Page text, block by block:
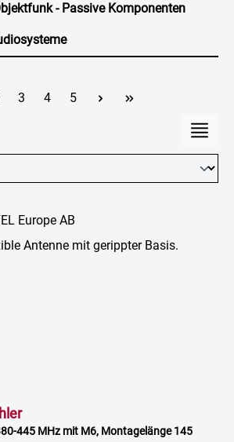
- Passive Komponenten
Seite
3 Seite
4 Seite
5
445 MHz mit M6, Montagelänge 145